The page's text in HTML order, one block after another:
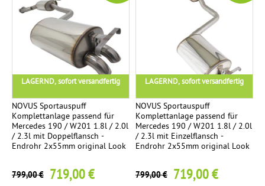
LAGERND, sofort versandfertig
NOVUS Sportauspuff
Komplettanlage passend für
Mercedes 190 / W201 1.8l / 2.0l
/ 2.3l mit Doppelflansch -
Endrohr 2x55mm original Look
799,00 € 719,00 €
LAGERND, sofort versandfertig
NOVUS Sportauspuff
Komplettanlage passend für
Mercedes 190 / W201 1.8l / 2.0l
/ 2.3l mit Einzelflansch -
Endrohr 2x55mm original Look
799,00 € 719,00 €